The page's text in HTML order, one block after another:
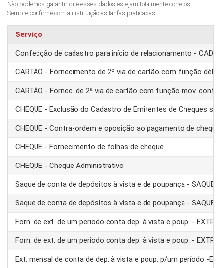
Não podemos garantir que esses dados estejam totalmente corretos.
Sempre confirme com a instituição as tarifas praticadas.
Serviço
Confecção de cadastro para início de relacionamento -
CARTÃO - Fornecimento de 2º via de cartão com função
CARTÃO - Fornec. de 2ª via de cartão com função mov. conta
CHEQUE - Exclusão do Cadastro de Emitentes de Cheques
CHEQUE - Contra-ordem e oposição ao pagamento de cheque
CHEQUE - Fornecimento de folhas de cheque
CHEQUE - Cheque Administrativo
Saque de conta de depósitos à vista e de poupança - SAQUE
Saque de conta de depósitos à vista e de poupança - SAQUE
Forn. de ext. de um periodo conta dep. à vista e poup. -
Forn. de ext. de um periodo conta dep. à vista e poup. -
Ext. mensal de conta de dep. à vista e poup. p/um período -